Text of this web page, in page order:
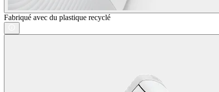
Fabriqué avec du plastique recyclé